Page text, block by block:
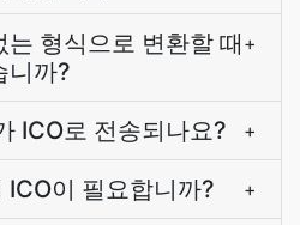
형식으로 변환할 때
니까?
+
ICO로 전송되나요? +
이 필요합니까? +